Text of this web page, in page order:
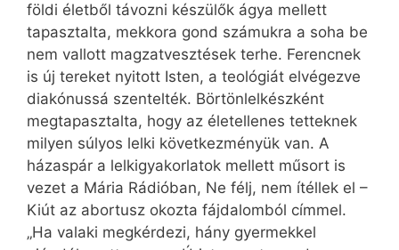
földi életből távozni készülők ágya mellett
tapasztalta, mekkora gond számukra a soha be
nem vallott magzatvesztések terhe. Ferencnek
is új tereket nyitott Isten, a teológiát elvégezve
diakónussá szentelték. Börtönlelkészként
megtapasztalta, hogy az életellenes tetteknek
milyen súlyos lelki következményük van. A
házaspár a lelkigyakorlatok mellett műsort is
vezet a Mária Rádióban, Ne félj, nem ítéllek el –
Kiút az abortusz okozta fájdalomból címmel.
„Ha valaki megkérdezi, hány gyermekkel